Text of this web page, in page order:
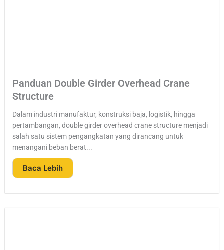
Panduan Double Girder Overhead Crane
Structure
Dalam industri manufaktur, konstruksi baja, logistik, hingga
pertambangan, double girder overhead crane structure menjadi
salah satu sistem pengangkatan yang dirancang untuk
menangani beban berat...
Baca Lebih